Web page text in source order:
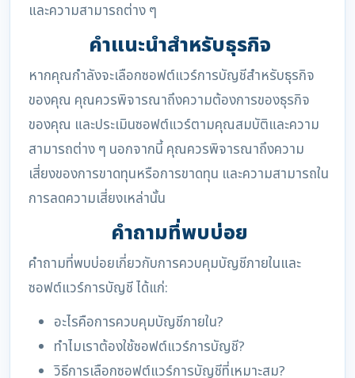
และความสามารถต่าง ๆ
คำแนะนำสำหรับธุรกิจ
หากคุณกำลังจะเลือกซอฟต์แวร์การบัญชีสำหรับธุรกิจ
ของคุณ คุณควรพิจารณาถึงความต้องการของธุรกิจ
ของคุณ และประเมินซอฟต์แวร์ตามคุณสมบัติและความ
สามารถต่าง ๆ นอกจากนี้ คุณควรพิจารณาถึงความ
เสี่ยงของการขาดทุนหรือการขาดทุน และความสามารถใน
การลดความเสี่ยงเหล่านั้น
คำถามที่พบบ่อย
คำถามที่พบบ่อยเกี่ยวกับการควบคุมบัญชีภายในและ
ซอฟต์แวร์การบัญชี ได้แก่:
อะไรคือการควบคุมบัญชีภายใน?
ทำไมเราต้องใช้ซอฟต์แวร์การบัญชี?
วิธีการเลือกซอฟต์แวร์การบัญชีที่เหมาะสม?